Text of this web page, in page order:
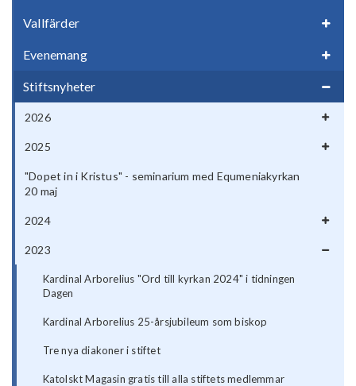
Vallfärder
Evenemang
Stiftsnyheter
2026
2025
"Dopet in i Kristus" - seminarium med Equmeniakyrkan
20 maj
2024
2023
Kardinal Arborelius "Ord till kyrkan 2024" i tidningen
Dagen
Kardinal Arborelius 25-årsjubileum som biskop
Tre nya diakoner i stiftet
Katolskt Magasin gratis till alla stiftets medlemmar